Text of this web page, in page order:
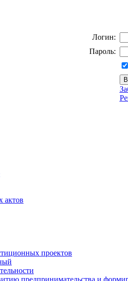
Логин:
Пароль:
актов
проектов
предпринимательства и